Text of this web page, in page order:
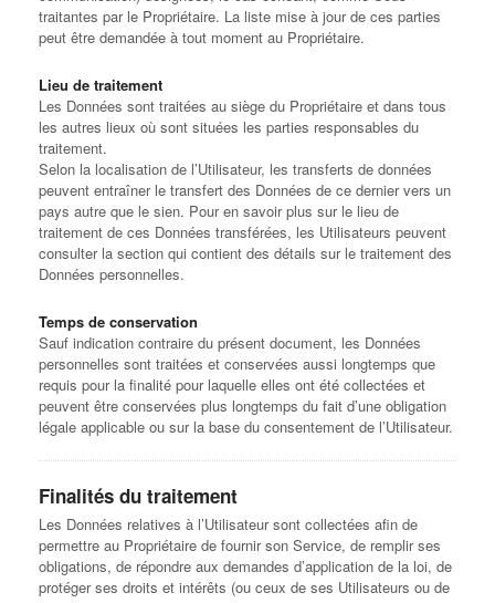
traitantes par le Propriétaire. La liste mise à jour de ces parties
peut être demandée à tout moment au Propriétaire.
Lieu de traitement
Les Données sont traitées au siège du Propriétaire et dans tous
les autres lieux où sont situées les parties responsables du
traitement.
Selon la localisation de l’Utilisateur, les transferts de données
peuvent entraîner le transfert des Données de ce dernier vers un
pays autre que le sien. Pour en savoir plus sur le lieu de
traitement de ces Données transférées, les Utilisateurs peuvent
consulter la section qui contient des détails sur le traitement des
Données personnelles.
Temps de conservation
Sauf indication contraire du présent document, les Données
personnelles sont traitées et conservées aussi longtemps que
requis pour la finalité pour laquelle elles ont été collectées et
peuvent être conservées plus longtemps du fait d’une obligation
légale applicable ou sur la base du consentement de l’Utilisateur.
Finalités du traitement
Les Données relatives à l’Utilisateur sont collectées afin de
permettre au Propriétaire de fournir son Service, de remplir ses
obligations, de répondre aux demandes d’application de la loi, de
protéger ses droits et intérêts (ou ceux de ses Utilisateurs ou de